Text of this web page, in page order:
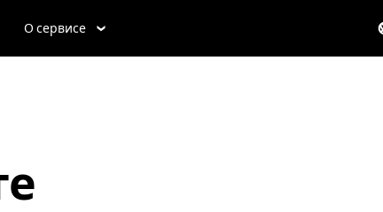
О сервисе